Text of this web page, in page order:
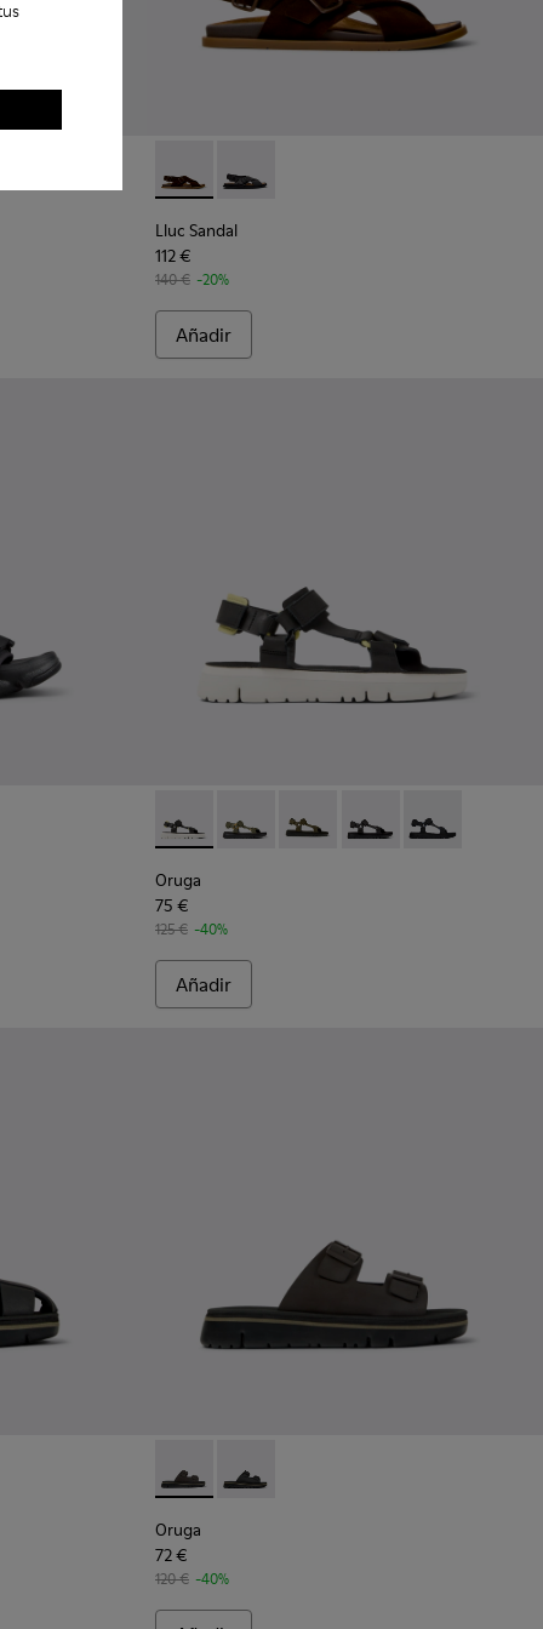
Sandalias sintéticas marrones para hombre.
Lluc Sandal - K101093-001 - Sandalias de
Lluc Sandal - K101093-004 -
Lluc Sandal
112 €
140 € -20%
Añadir
para hombre.de tejido negras para hombre.
002 - Sandalias tejido verdes para hombre.
Oruga - K100416-023 - Multicolor
Oruga - K100416-022
Oruga - K100416-016
Oruga - K100416-011
Oruga -
Oruga
75 €
125 € -40%
Añadir
para hombre.
negras de piel y tejido para hombre.
Sandalias de piel y tejido marrones para hombre.
Oruga - K100286-004 - Sandalias de piel
Oruga - K100286-005 - Sandalias de
Oruga
72 €
120 € -40%